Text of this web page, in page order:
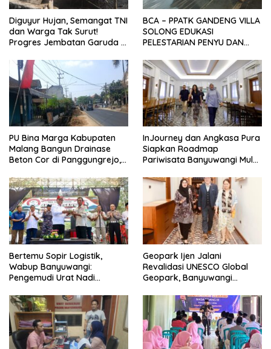
Diguyur Hujan, Semangat TNI
dan Warga Tak Surut!
Progres Jembatan Garuda di
BCA – PPATK GANDENG VILLA
SOLONG EDUKASI
PELESTARIAN PENYU DAN
PANTAI SELAT BALI
PU Bina Marga Kabupaten
Malang Bangun Drainase
Beton Cor di Panggungrejo,
InJourney dan Angkasa Pura
Siapkan Roadmap
Pariwisata Banyuwangi Mulai
Bertemu Sopir Logistik,
Wabup Banyuwangi:
Pengemudi Urat Nadi
Geopark Ijen Jalani
Revalidasi UNESCO Global
Geopark, Banyuwangi
Warisan Dunia